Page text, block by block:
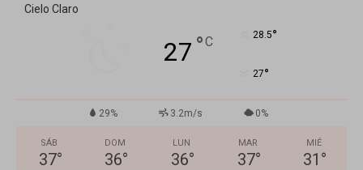
Cielo Claro
27 °C 28.5°
27°
29% 3.2m/s 0%
SÁB
37°
DOM
36°
LUN
36°
MAR
37°
MIÉ
31 °